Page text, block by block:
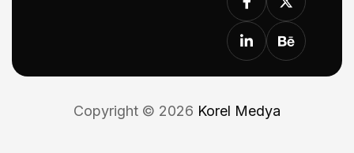
Copyright © 2026 Korel Medya